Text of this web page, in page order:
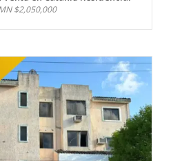
$2,050,000